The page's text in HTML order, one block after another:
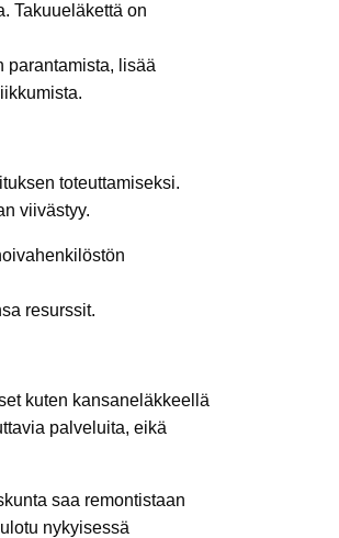
Takuueläkettä on
parantamista, lisää
toteuttamiseksi.
viivästyy.
resurssit.
kuten kansaneläkkeellä
palveluita, eikä
saa remontistaan
nykyisessä